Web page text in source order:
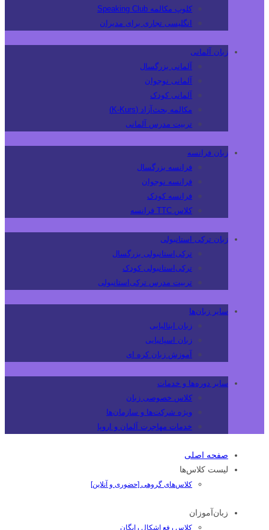
کلوپ مکالمه Speaking Club
انگلیسی تجاری برای مدیران
زبان آلمانی
آلمانی بزرگسال
آلمانی نوجوان
آلمانی کودک
مکالمه بحث‌آزاد (K-Kurs)
تربیت مدرس آلمانی
زبان فرانسه
فرانسه بزرگسال
فرانسه نوجوان
فرانسه کودک
کلاس TTC فرانسه
زبان ترکی استانبولی
ترکی‌استانبولی بزرگسال
ترکی‌استانبولی کودک
تربیت مدرس ترکی‌استانبولی
سایر زبان‌ها
زبان ایتالیایی
زبان اسپانیایی
آموزش زبان کره ای
سایر دوره‌ها و خدمات
کلاس خصوصی زبان
ویژه شرکت‌ها و سازمان‌ها
خدمات مهاجرت آلمان و اروپا
صفحه اصلی
لیست کلاس‌ها
کلاس‌های گروهی [حضوری و آنلاین]
زبان‌آموزان
کلاس رفع اشکال رایگان